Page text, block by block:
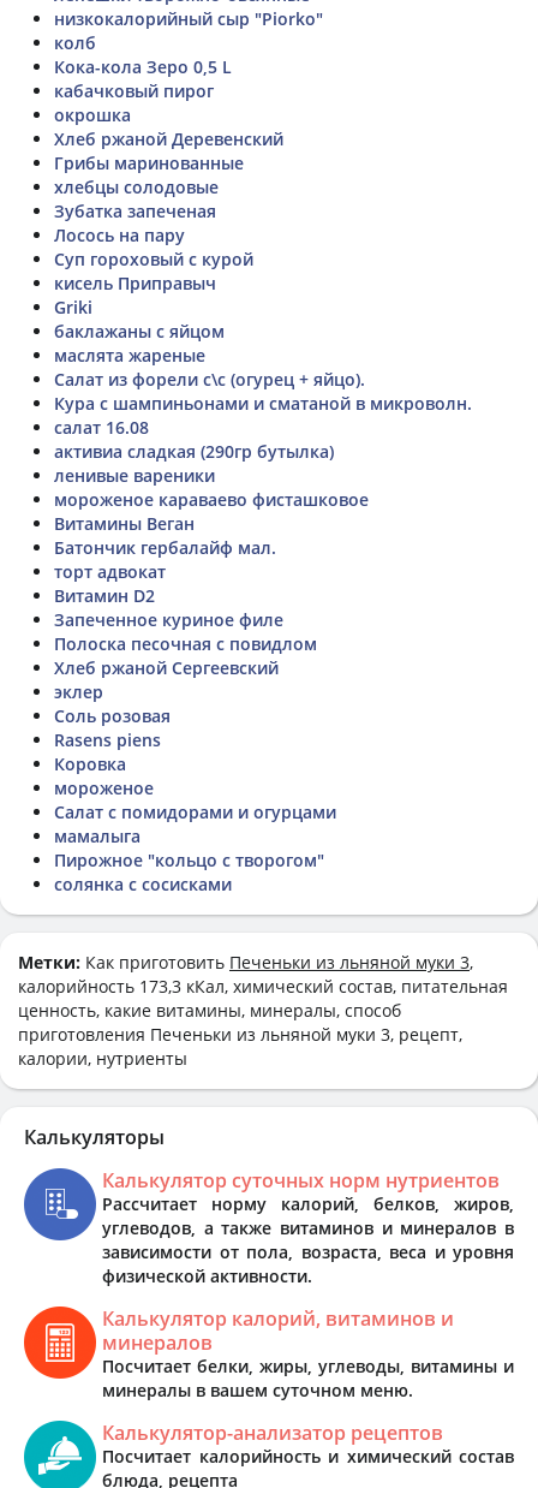
низкокалорийный сыр "Piorko"
колб
Кока-кола Зеро 0,5 L
кабачковый пирог
окрошка
Хлеб ржаной Деревенский
Грибы маринованные
хлебцы солодовые
Зубатка запеченая
Лосось на пару
Суп гороховый с курой
кисель Приправыч
Griki
баклажаны с яйцом
маслята жареные
Салат из форели с\с (огурец + яйцо).
Кура с шампиньонами и сматаной в микроволн.
салат 16.08
активиа сладкая (290гр бутылка)
ленивые вареники
мороженое караваево фисташковое
Витамины Веган
Батончик гербалайф мал.
торт адвокат
Витамин D2
Запеченное куриное филе
Полоска песочная с повидлом
Хлеб ржаной Сергеевский
эклер
Соль розовая
Rasens piens
Коровка
мороженое
Салат с помидорами и огурцами
мамалыга
Пирожное "кольцо с творогом"
солянка с сосисками
Метки: Как приготовить Печеньки из льняной муки 3,
калорийность 173,3 кКал, химический состав, питательная
ценность, какие витамины, минералы, способ
приготовления Печеньки из льняной муки 3, рецепт,
калории, нутриенты
Калькуляторы
Калькулятор суточных норм нутриентов
Рассчитает норму калорий, белков, жиров,
углеводов, а также витаминов и минералов в
зависимости от пола, возраста, веса и уровня
физической активности.
Калькулятор калорий, витаминов и
минералов
Посчитает белки, жиры, углеводы, витамины и
минералы в вашем суточном меню.
Калькулятор-анализатор рецептов
Посчитает калорийность и химический состав
блюда, рецепта